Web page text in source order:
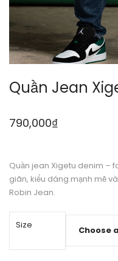
Quần Jean
790,000₫
Quần jean Xigetu denim –
giãn, kiểu dáng mạnh mẽ
Robin Jean.
Size